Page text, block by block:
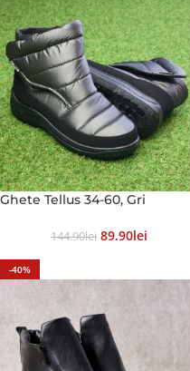
Ghete Tellus 34-60, Gri
144.90Lei 89.90Lei
-40%